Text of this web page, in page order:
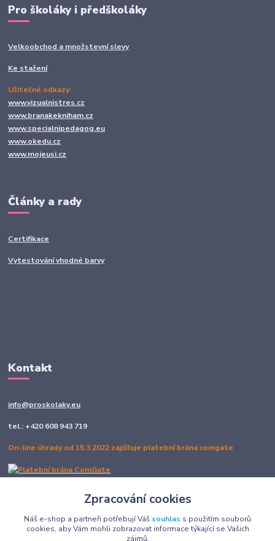
Pro školáky i předškoláky
Velkoobchod a množstevní slevy
Ke stažení
Užitečné odkazy:
www.vizualnistres.cz
www.branakekniham.cz
www.specialnipedagog.eu
www.okedu.cz
www.mojeusi.cz
Články a rady
Certifikace
Vytestování vhodné barvy
Kontakt
info@proskolaky.eu
tel.: +420 608 943 719
On-line úhrady od 15.3.2022 zajišťuje platební brána comgate
Zpracování cookies
Náš e-shop a partneři potřebují Váš souhlas s použitím souborů
cookies, aby Vám mohli zobrazovat informace týkající se Vašich
zájmů.